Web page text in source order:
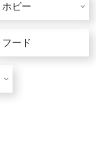
ホビー
フード